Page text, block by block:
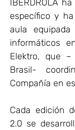
IBERDROLA
específico y
aula
informáticos
Elektro, que
Brasil-
Compañía en
Cada edición
2.0 se